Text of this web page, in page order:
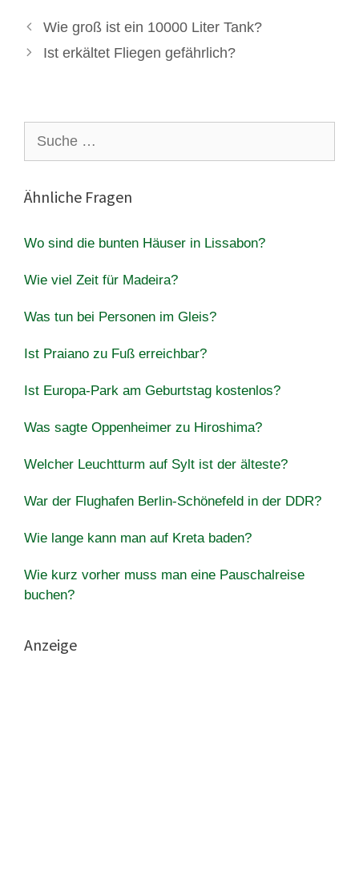
Wie groß ist ein 10000 Liter Tank?
Ist erkältet Fliegen gefährlich?
nach:
Ähnliche Fragen
Wo sind die bunten Häuser in Lissabon?
Wie viel Zeit für Madeira?
Was tun bei Personen im Gleis?
Ist Praiano zu Fuß erreichbar?
Ist Europa-Park am Geburtstag kostenlos?
Was sagte Oppenheimer zu Hiroshima?
Welcher Leuchtturm auf Sylt ist der älteste?
War der Flughafen Berlin-Schönefeld in der DDR?
Wie lange kann man auf Kreta baden?
Wie kurz vorher muss man eine Pauschalreise
buchen?
Anzeige